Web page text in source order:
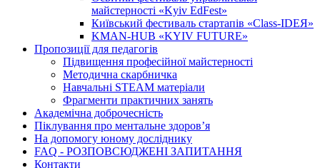
майстерності «Kyiv EdFest»
Київський фестиваль стартапів «Class-IDEЯ»
KMAN-HUB «KYIV FUTURE»
Пропозиції для педагогів
Підвищення професійної майстерності
Методична скарбничка
Навчальні STEAM матеріали
Фрагменти практичних занять
Академічна доброчесність
Піклування про ментальне здоровʼя
На допомогу юному досліднику
FAQ - РОЗПОВСЮДЖЕНІ ЗАПИТАННЯ
Контакти